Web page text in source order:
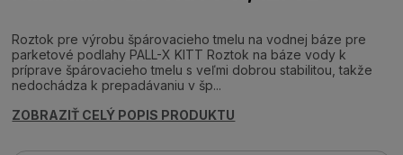
Roztok pre výrobu špárovacieho tmelu na vodnej báze pre
parketové podlahy PALL-X KITT Roztok na báze vody k
príprave špárovacieho tmelu s veľmi dobrou stabilitou, takže
nedochádza k prepadávaniu v šp...
ZOBRAZIŤ CELÝ POPIS PRODUKTU